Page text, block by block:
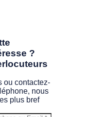
?
ou contactez-
nous
plus bref